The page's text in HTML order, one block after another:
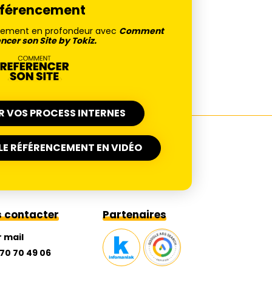
en profondeur avec Comment
son Site by Tokiz.
VOS PROCESS INTERNES
RÉFÉRENCEMENT EN VIDÉO
contacter
mail
70 49 06
Partenaires